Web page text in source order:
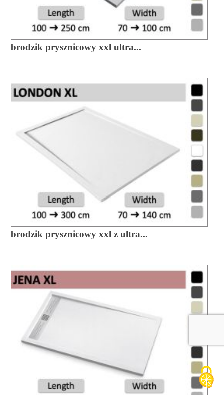
brodzik prysznicowy xxl ultra...
brodzik prysznicowy xxl z ultra...